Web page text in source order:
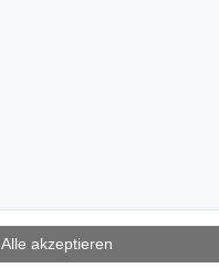
Alle akzeptieren